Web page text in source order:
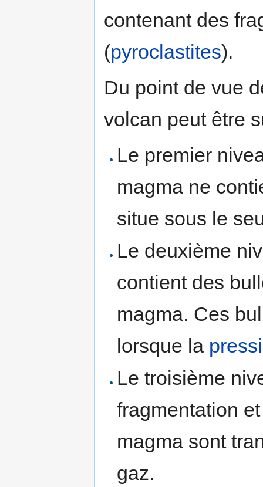
contenant des
(pyroclastites).
Du point de vue
volcan peut être
Le premier
magma ne
situe sous le
Le deuxième
contient des
magma. Ces
lorsque la
Le troisième
fragmentation
magma sont
gaz.